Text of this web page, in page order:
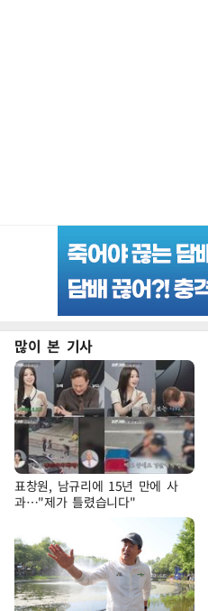
많이 본 기사
표창원, 남규리에 15년 만에 사
과…"제가 틀렸습니다"